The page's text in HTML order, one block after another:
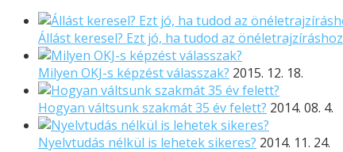
Állást keresel? Ezt jó, ha tudod az önéletrajzíráshoz
Milyen OKJ-s képzést válasszak? 2015. 12. 18.
Hogyan váltsunk szakmát 35 év felett? 2014. 08. 4.
Nyelvtudás nélkül is lehetek sikeres? 2014. 11. 24.